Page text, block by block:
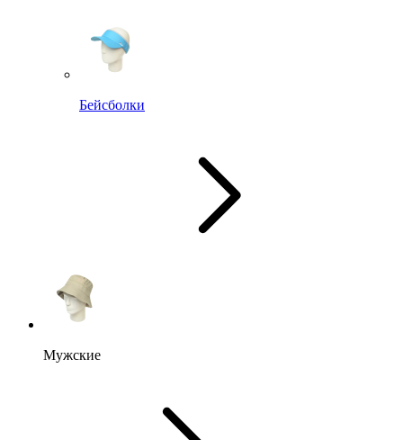
Бейсболки
Мужские